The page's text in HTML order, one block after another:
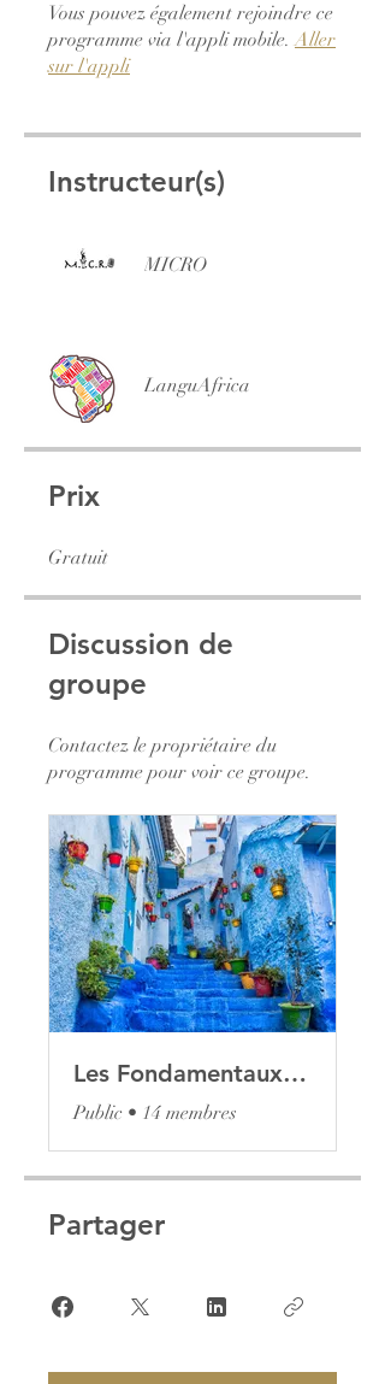
Vous pouvez également rejoindre ce
programme via l'appli mobile. Aller
sur l'appli
Instructeur(s)
MICRO
LanguAfrica
Prix
Gratuit
Discussion de
groupe
Contactez le propriétaire du
programme pour voir ce groupe.
Les Fondamentaux du Darija : MICRO
Public • 14 membres
Partager